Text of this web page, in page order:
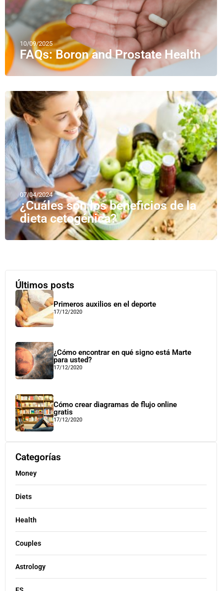
10/09/2025
FAQs: Boron and Prostate Health
07/04/2024
¿Cuáles son los beneficios de la
dieta cetogénica?
Últimos posts
Primeros auxilios en el deporte
17/12/2020
¿Cómo encontrar en qué signo está Marte
para usted?
17/12/2020
Cómo crear diagramas de flujo online
gratis
17/12/2020
Categorías
Money
Diets
Health
Couples
Astrology